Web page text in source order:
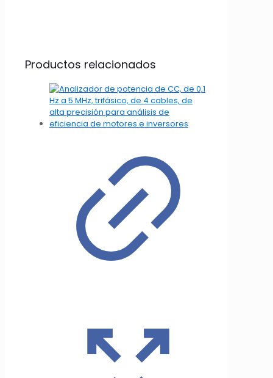
Productos relacionados